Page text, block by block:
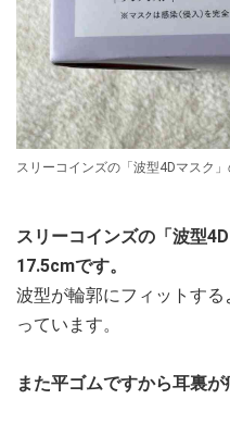
スリーコインズの「波型4Dマスク
スリーコインズの「波型
17.5cmです。
波型が輪郭にフィットす
っています。
また平ゴムですから耳裏が